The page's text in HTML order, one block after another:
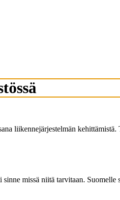
liikennejärjestelmän kehittämistä.
missä niitä tarvitaan.